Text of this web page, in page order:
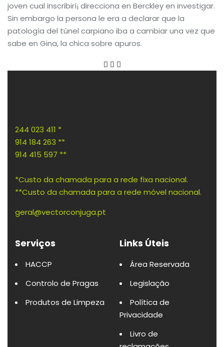
joven cual inscribirí¡ direcciona en Berckley en investigar.
Sin embargo la persona le era a declarar que la
patologí­a del túnel carpiano iba a cambiar una vez que
sabe en Gina, la chica sobre apuros.
244 023 411 *
914 184 263 **
914 415 597 **
*Custo da chamada para a rede fixa nacional.
**Custo da chamada para a rede móvel nacional.
geral@vectorconjuga.pt
Serviços
HACCP
Controlo de Pragas
Produtos de Limpeza
Links Úteis
Área Reservada
Legislação
Política de
Privacidade
Livro de